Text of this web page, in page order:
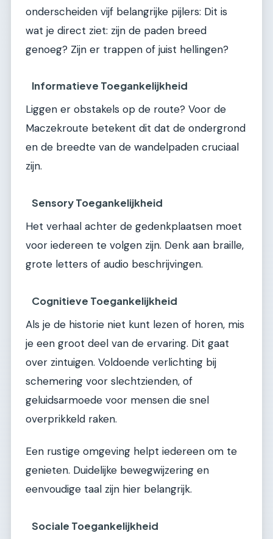
onderscheiden vijf belangrijke pijlers: Dit is
wat je direct ziet: zijn de paden breed
genoeg? Zijn er trappen of juist hellingen?
Informatieve Toegankelijkheid
Liggen er obstakels op de route? Voor de
Maczekroute betekent dit dat de ondergrond
en de breedte van de wandelpaden cruciaal
zijn.
Sensory Toegankelijkheid
Het verhaal achter de gedenkplaatsen moet
voor iedereen te volgen zijn. Denk aan braille,
grote letters of audio beschrijvingen.
Cognitieve Toegankelijkheid
Als je de historie niet kunt lezen of horen, mis
je een groot deel van de ervaring. Dit gaat
over zintuigen. Voldoende verlichting bij
schemering voor slechtzienden, of
geluidsarmoede voor mensen die snel
overprikkeld raken.
Een rustige omgeving helpt iedereen om te
genieten. Duidelijke bewegwijzering en
eenvoudige taal zijn hier belangrijk.
Sociale Toegankelijkheid